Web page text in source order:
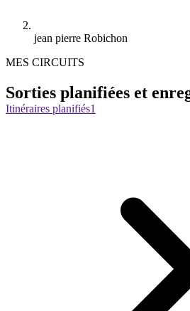
jean pierre Robichon
MES CIRCUITS
Sorties planifiées et
Itinéraires planifiés1